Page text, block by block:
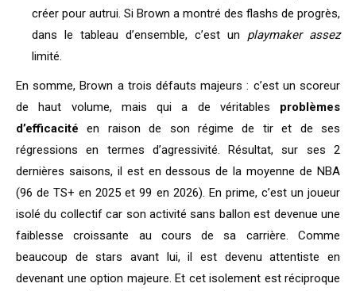
créer pour autrui. Si Brown a montré des flashs de progrès,
dans le tableau d’ensemble, c’est un playmaker assez
limité.
En somme, Brown a trois défauts majeurs : c’est un scoreur
de haut volume, mais qui a de véritables problèmes
d’efficacité en raison de son régime de tir et de ses
régressions en termes d’agressivité. Résultat, sur ses 2
dernières saisons, il est en dessous de la moyenne de NBA
(96 de TS+ en 2025 et 99 en 2026). En prime, c’est un joueur
isolé du collectif car son activité sans ballon est devenue une
faiblesse croissante au cours de sa carrière. Comme
beaucoup de stars avant lui, il est devenu attentiste en
devenant une option majeure. Et cet isolement est réciproque